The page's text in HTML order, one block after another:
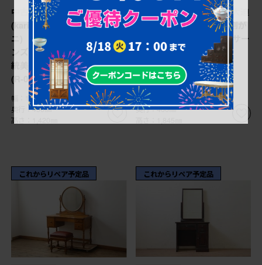
中古 美品 カリモク家具
(karimoku) domani(ドマー
ニ) QUEENS LIFE(クイー
ンズライフ) イギリスの伝
統美が楽しめるドレッサー
(R-078186)
幅：1,190㎜
奥行：450㎜
高さ：1,420㎜
中古 アジア民芸家具 大迫
力!! チーク材 全面彫刻が
煌びやかな最高級ドレッサー
セット (R-077860)
幅：1,405㎜
奥行：460㎜
これからリペア予定品 これからリペア予定品